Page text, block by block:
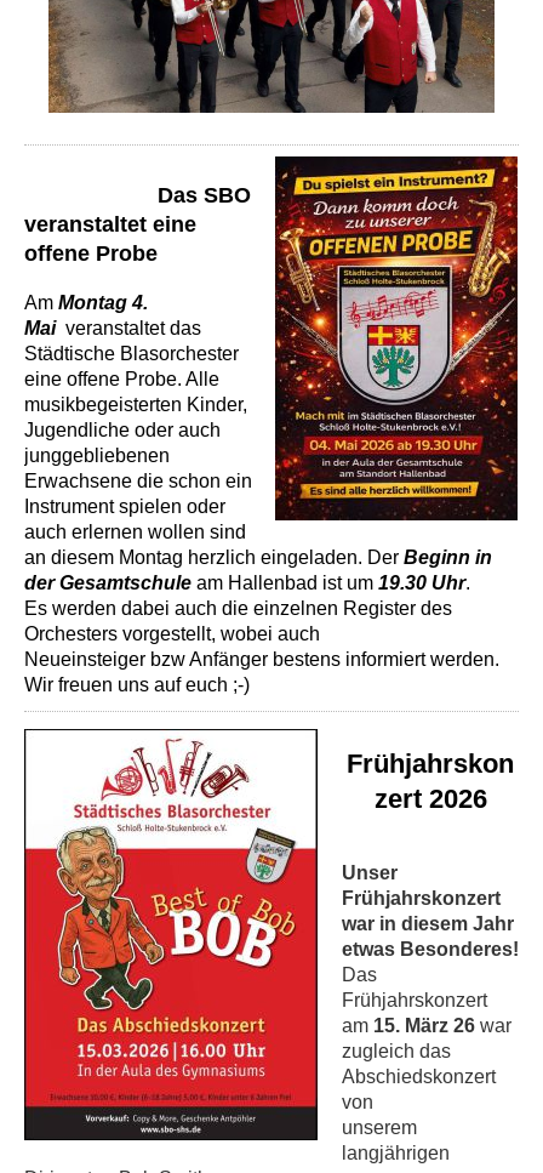
Das SBO
veranstaltet eine
offene Probe
Am Montag 4.
Mai veranstaltet das
Städtische Blasorchester
eine offene Probe. Alle
musikbegeisterten Kinder,
Jugendliche oder auch
junggebliebenen
Erwachsene die schon ein
Instrument spielen oder
auch erlernen wollen sind
an diesem Montag herzlich eingeladen. Der Beginn in
der Gesamtschule am Hallenbad ist um 19.30 Uhr.
Es werden dabei auch die einzelnen Register des
Orchesters vorgestellt, wobei auch
Neueinsteiger bzw Anfänger bestens informiert werden.
Wir freuen uns auf euch ;-)
Frühjahrskon
zert 2026
Unser
Frühjahrskonzert
war in diesem Jahr
etwas Besonderes!
Das
Frühjahrskonzert
am 15. März 26 war
zugleich das
Abschiedskonzert
von
unserem
langjährigen